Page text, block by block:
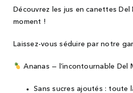
Découvrez les jus en canettes
moment !
Laissez-vous séduire par notre
Ananas — l’incontournable
Sans sucres ajoutés : toute